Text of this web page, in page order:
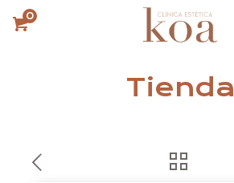
0
Tienda